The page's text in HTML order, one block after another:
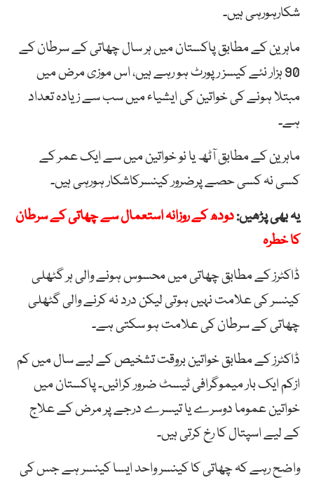
شکارہورہی ہیں۔
ماہرین کے مطابق پاکستان میں ہر سال چھاتی کے سرطان کے
90 ہزار نئے کیسز رپورٹ ہو رہے ہیں، اس موزی مرض میں
مبتلا ہونے کی خواتین کی ایشیاء میں سب سے زیادہ تعداد
ہے۔
ماہرین کے مطابق آٹھ یا نو خواتین میں سے ایک عمر کے
کسی نہ کسی حصے پرضرور کینسرکاشکار ہورہی ہیں۔
یہ بھی پڑھیں:دودھ کے روزانہ استعمال سے چھاتی کے سرطان
کا خطرہ
ڈاکٹرز کے مطابق چھاتی میں محسوس ہونے والی ہر گٹھلی
کینسر کی علامت نہیں ہوتی لیکن درد نہ کرنے والی گٹھلی
چھاتی کے سرطان کی علامت ہو سکتی ہے۔
ڈاکٹرز کے مطابق خواتین بروقت تشخیص کے لیے سال میں کم
ازکم ایک بار میموگرافی ٹیسٹ ضرور کرائیں۔ پاکستان میں
خواتین عموما دوسرے یا تیسرے درجے پر مرض کے علاج
کے لیے اسپتال کا رخ کرتی ہیں۔
واضح رہے کہ چھاتی کا کینسر واحد ایسا کینسر ہے جس کی